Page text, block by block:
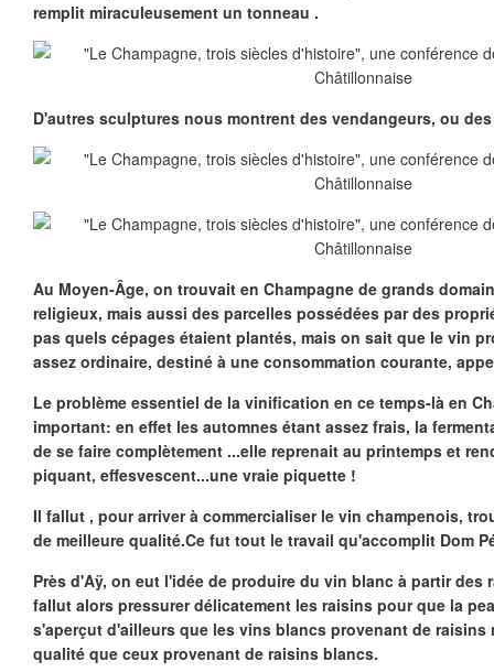
remplit miraculeusement un tonneau .
D'autres sculptures nous montrent des vendangeurs, ou
Au Moyen-Âge, on trouvait en Champagne de grands
religieux, mais aussi des parcelles possédées par des
pas quels cépages étaient plantés, mais on sait que le vin
assez ordinaire, destiné à une consommation courante,
Le problème essentiel de la vinification en ce temps-là en
important: en effet les automnes étant assez frais, la
de se faire complètement ...elle reprenait au printemps et
piquant, effesvescent...une vraie piquette !
Il fallut , pour arriver à commercialiser le vin champenois,
de meilleure qualité.Ce fut tout le travail qu'accomplit Dom
Près d'Aÿ, on eut l'idée de produire du vin blanc à partir
fallut alors pressurer délicatement les raisins pour que la
s'aperçut d'ailleurs que les vins blancs provenant de
qualité que ceux provenant de raisins blancs.